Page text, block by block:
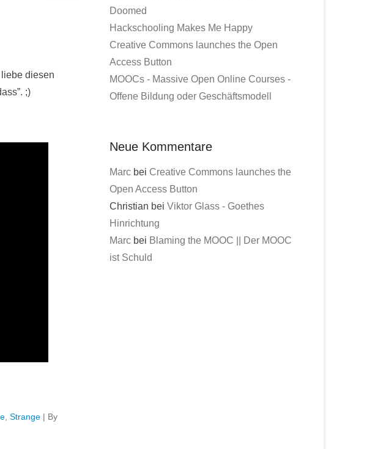
liebe diesen
;)
Strange | By
Doomed
Hackschooling Makes Me Happy
Creative Commons launches the Open
Access Button
MOOCs - Massive Open Online Courses -
Offene Bildung oder Geschäftsmodell
Neue Kommentare
Marc bei Creative Commons launches the
Open Access Button
Christian bei Viktor Glass - Goethes
Hinrichtung
Marc bei Blaming the MOOC || Der MOOC
ist Schuld